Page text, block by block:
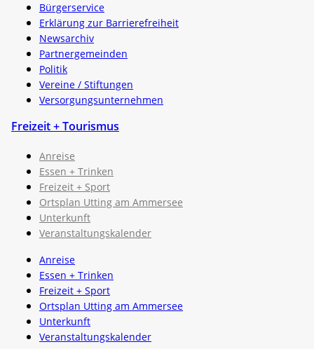
Bürgerservice
Erklärung zur Barrierefreiheit
Newsarchiv
Partnergemeinden
Politik
Vereine / Stiftungen
Versorgungsunternehmen
Freizeit + Tourismus
Anreise
Essen + Trinken
Freizeit + Sport
Ortsplan Utting am Ammersee
Unterkunft
Veranstaltungskalender
Anreise
Essen + Trinken
Freizeit + Sport
Ortsplan Utting am Ammersee
Unterkunft
Veranstaltungskalender